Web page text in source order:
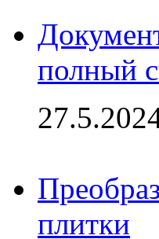
полный
плитки